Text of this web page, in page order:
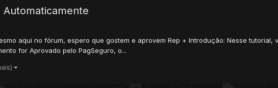
Automaticamente
aqui no fórum, espero que gostem e aprovem Rep + Introdução: Nesse tutorial,
for Aprovado pelo PagSeguro, o...